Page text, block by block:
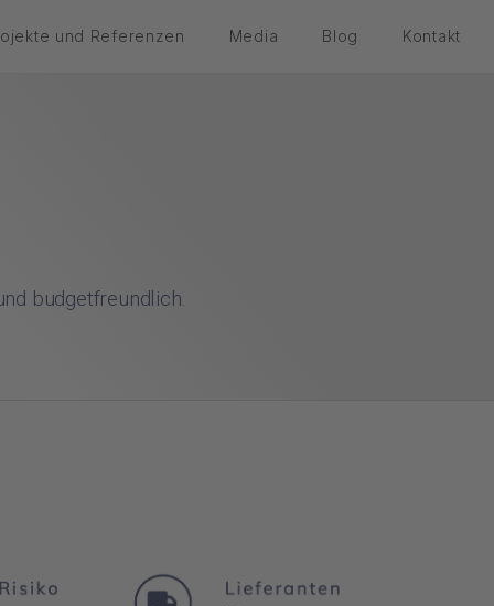
und Referenzen Media Blog Kontakt
budgetfreundlich.